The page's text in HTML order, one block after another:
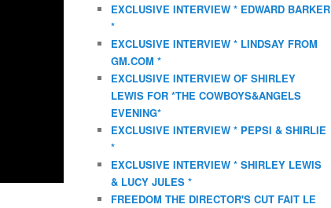
EXCLUSIVE INTERVIEW * EDWARD BARKER
*
EXCLUSIVE INTERVIEW * LINDSAY FROM
GM.COM *
EXCLUSIVE INTERVIEW OF SHIRLEY
LEWIS FOR *THE COWBOYS&ANGELS
EVENING*
EXCLUSIVE INTERVIEW * PEPSI & SHIRLIE
*
EXCLUSIVE INTERVIEW * SHIRLEY LEWIS
& LUCY JULES *
FREEDOM THE DIRECTOR'S CUT FAIT LE